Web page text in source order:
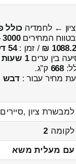
כולל
המחירים3000
/ זמן :54 דקות 34 שניות
בין ערים1 שעות , 5 דקות
668 ק”ג.
מחיר עבור :דבש
למבשרת ציון ,סיירים
לקומה 2
עם מעלית משא